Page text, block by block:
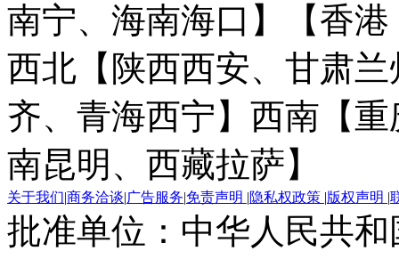
南宁、海南海口】
【香
西北【陕西西安、甘肃
齐、青海西宁】 西南【
南昆明、西藏拉萨】
关于我们|商务洽谈|广告服务|免责声明 |隐私权政策 |版权声明 |
批准单位：中华人民共